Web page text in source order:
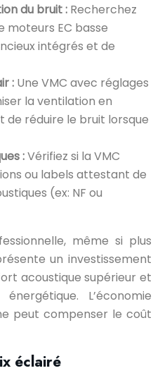
du bruit : Recherchez
moteurs EC basse
intégrés et de
: Une VMC avec réglages
la ventilation en
de réduire le bruit lorsque
:Vérifiez si la VMC
ou labels attestant de
(ex: NF ou
même si plus
un investissement
acoustique supérieur et
L’économie
peut compenser le coût
éclairé